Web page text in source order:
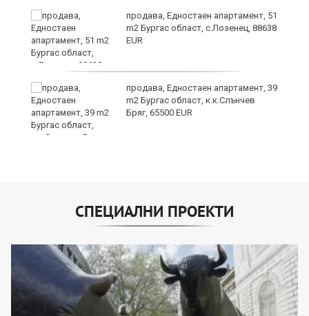
продава, Едностаен апартамент, 51
m2 Бургас област, с.Лозенец, 88638
EUR
продава, Едностаен апартамент, 39
m2 Бургас област, к.к.Слънчев
Бряг, 65500 EUR
СПЕЦИАЛНИ ПРОЕКТИ